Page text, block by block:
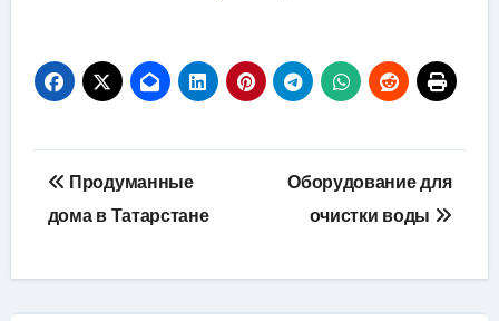
Навигация
по
Продуманные
дома в Татарстане
Оборудование для
очистки воды